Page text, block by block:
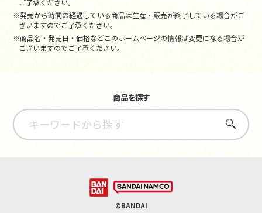
ご了承ください。
※発売から時間の経過している商品は生産・販売が終了している場合がご
ざいますのでご了承ください。
※商品名・発売日・価格などこのホームページの情報は変更になる場合が
ございますのでご了承ください。
商品を探す
さがす
©BANDAI